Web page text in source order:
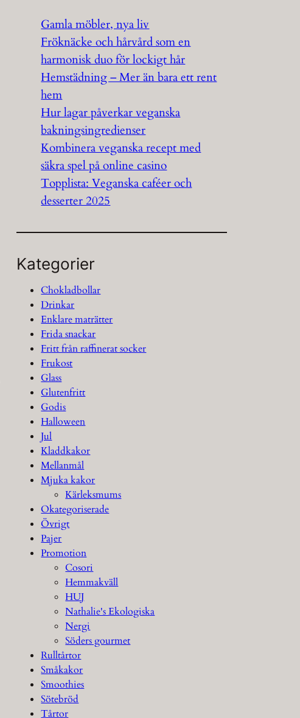
Gamla möbler, nya liv
Fröknäcke och hårvård som en
harmonisk duo för lockigt hår
Hemstädning – Mer än bara ett rent
hem
Hur lagar påverkar veganska
bakningsingredienser
Kombinera veganska recept med
säkra spel på online casino
Topplista: Veganska caféer och
desserter 2025
Kategorier
Chokladbollar
Drinkar
Enklare maträtter
Frida snackar
Fritt från raffinerat socker
Frukost
Glass
Glutenfritt
Godis
Halloween
Jul
Kladdkakor
Mellanmål
Mjuka kakor
Kärleksmums
Okategoriserade
Övrigt
Pajer
Promotion
Cosori
Hemmakväll
HUJ
Nathalie's Ekologiska
Nergi
Söders gourmet
Rulltårtor
Småkakor
Smoothies
Sötebröd
Tårtor